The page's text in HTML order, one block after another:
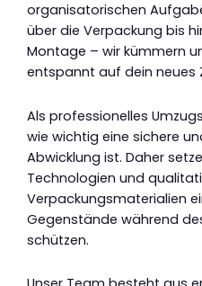
organisatorischen
über die Verpackung bis
Montage – wir kümmern
entspannt auf dein neues
Als professionelles
wie wichtig eine sichere
Abwicklung ist. Daher
Technologien und
Verpackungsmaterialien
Gegenstände während
schützen.